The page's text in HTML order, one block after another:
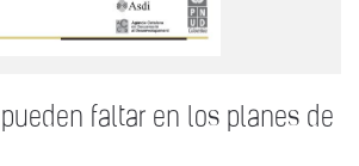
pueden faltar en los planes de